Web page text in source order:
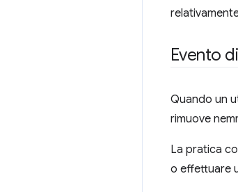
Evento
Quando un
rimuove
La pratica
o effettuare